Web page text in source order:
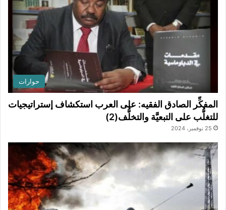
حوارات
المفكِّر الصادق الفقيه: على العرب استكشاف إستراتيجيات
للتغلُّب على التبعيَّة والتخلُّف(2)
25 نوفمبر، 2024